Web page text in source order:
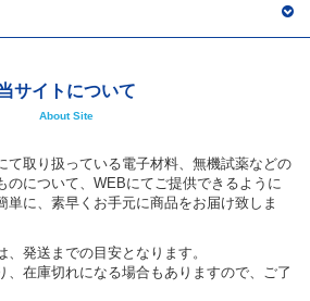
サイトについて
About Site
て取り扱っている電子材料、無機試薬などの
のについて、WEBにてご提供できるように
単に、素早くお手元に商品をお届け致しま
発送までの目安となります。
、在庫切れになる場合もありますので、ご了